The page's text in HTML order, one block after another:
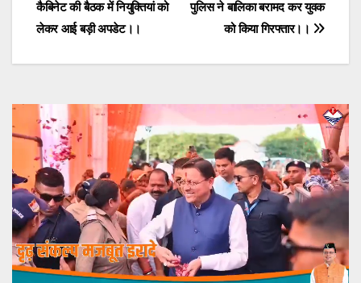
navigation
पुलिस ने बालिका बरामद कर युवक
को किया गिरफ्तार।।
कैबिनेट की बैठक में नियुक्तियां को
लेकर आई बड़ी अपडेट।।